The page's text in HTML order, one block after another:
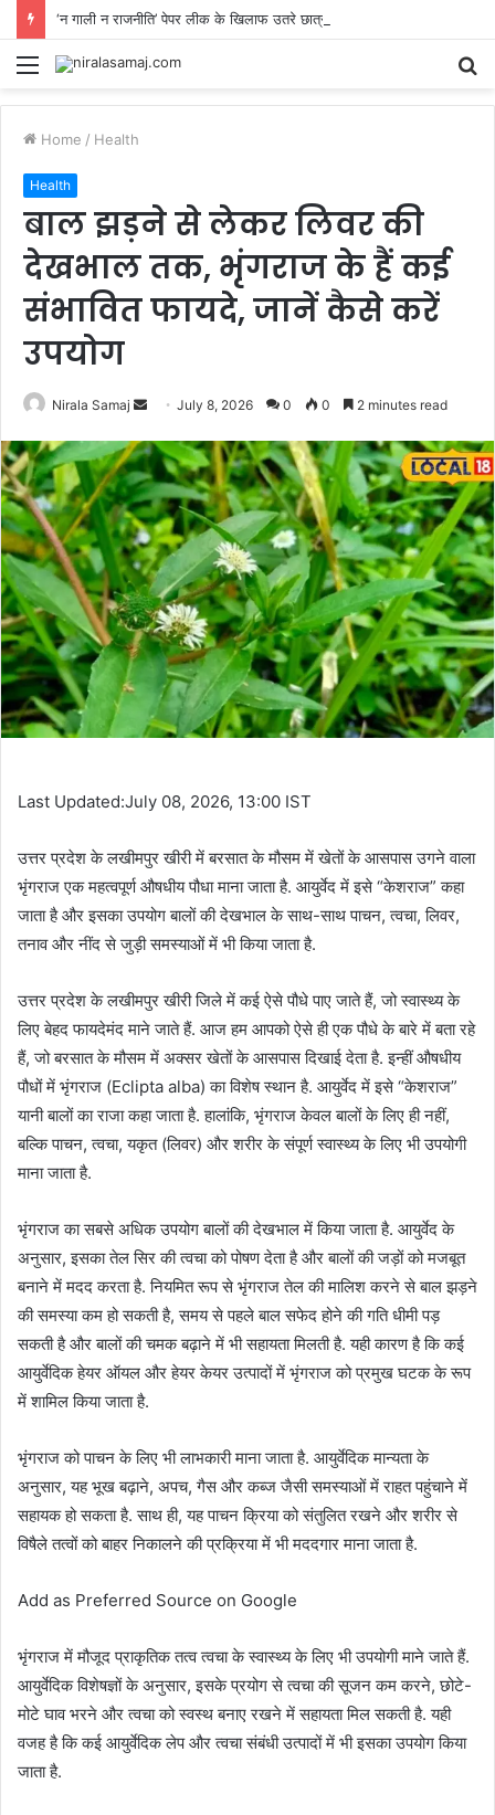
Menu
Home / Health
Health
बाल झड़ने से लेकर लिवर की
देखभाल तक, भृंगराज के हैं कई
संभावित फायदे, जानें कैसे करें
उपयोग
Nirala Samaj
Send
email
July 8, 2026 0 0 2 minutes read
Last Updated:July 08, 2026, 13:00 IST
उत्तर प्रदेश के लखीमपुर खीरी में बरसात के मौसम में खेतों के आसपास उगने वाला
भृंगराज एक महत्वपूर्ण औषधीय पौधा माना जाता है. आयुर्वेद में इसे “केशराज” कहा
जाता है और इसका उपयोग बालों की देखभाल के साथ-साथ पाचन, त्वचा, लिवर,
तनाव और नींद से जुड़ी समस्याओं में भी किया जाता है.
उत्तर प्रदेश के लखीमपुर खीरी जिले में कई ऐसे पौधे पाए जाते हैं, जो स्वास्थ्य के
लिए बेहद फायदेमंद माने जाते हैं. आज हम आपको ऐसे ही एक पौधे के बारे में बता रहे
हैं, जो बरसात के मौसम में अक्सर खेतों के आसपास दिखाई देता है. इन्हीं औषधीय
पौधों में भृंगराज (Eclipta alba) का विशेष स्थान है. आयुर्वेद में इसे “केशराज”
यानी बालों का राजा कहा जाता है. हालांकि, भृंगराज केवल बालों के लिए ही नहीं,
बल्कि पाचन, त्वचा, यकृत (लिवर) और शरीर के संपूर्ण स्वास्थ्य के लिए भी उपयोगी
माना जाता है.
भृंगराज का सबसे अधिक उपयोग बालों की देखभाल में किया जाता है. आयुर्वेद के
अनुसार, इसका तेल सिर की त्वचा को पोषण देता है और बालों की जड़ों को मजबूत
बनाने में मदद करता है. नियमित रूप से भृंगराज तेल की मालिश करने से बाल झड़ने
की समस्या कम हो सकती है, समय से पहले बाल सफेद होने की गति धीमी पड़
सकती है और बालों की चमक बढ़ाने में भी सहायता मिलती है. यही कारण है कि कई
आयुर्वेदिक हेयर ऑयल और हेयर केयर उत्पादों में भृंगराज को प्रमुख घटक के रूप
में शामिल किया जाता है.
भृंगराज को पाचन के लिए भी लाभकारी माना जाता है. आयुर्वेदिक मान्यता के
अनुसार, यह भूख बढ़ाने, अपच, गैस और कब्ज जैसी समस्याओं में राहत पहुंचाने में
सहायक हो सकता है. साथ ही, यह पाचन क्रिया को संतुलित रखने और शरीर से
विषैले तत्वों को बाहर निकालने की प्रक्रिया में भी मददगार माना जाता है.
Add as Preferred Source on Google
भृंगराज में मौजूद प्राकृतिक तत्व त्वचा के स्वास्थ्य के लिए भी उपयोगी माने जाते हैं.
आयुर्वेदिक विशेषज्ञों के अनुसार, इसके प्रयोग से त्वचा की सूजन कम करने, छोटे-
मोटे घाव भरने और त्वचा को स्वस्थ बनाए रखने में सहायता मिल सकती है. यही
वजह है कि कई आयुर्वेदिक लेप और त्वचा संबंधी उत्पादों में भी इसका उपयोग किया
जाता है.